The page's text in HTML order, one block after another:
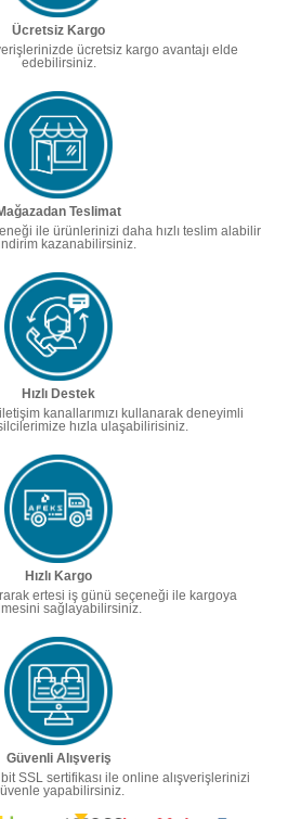
Ücretsiz Kargo
ücretsiz kargo avantajı elde
edebilirsiniz.
Teslimat
ile ürünlerinizi daha hızlı teslim alabilir
kazanabilirsiniz.
Hızlı Destek
kanallarımızı kullanarak deneyimli
hızla ulaşabilirisiniz.
Hızlı Kargo
ertesi iş günü seçeneği ile kargoya
sağlayabilirsiniz.
Güvenli Alışveriş
SSL sertifikası ile online alışverişlerinizi
yapabilirsiniz.